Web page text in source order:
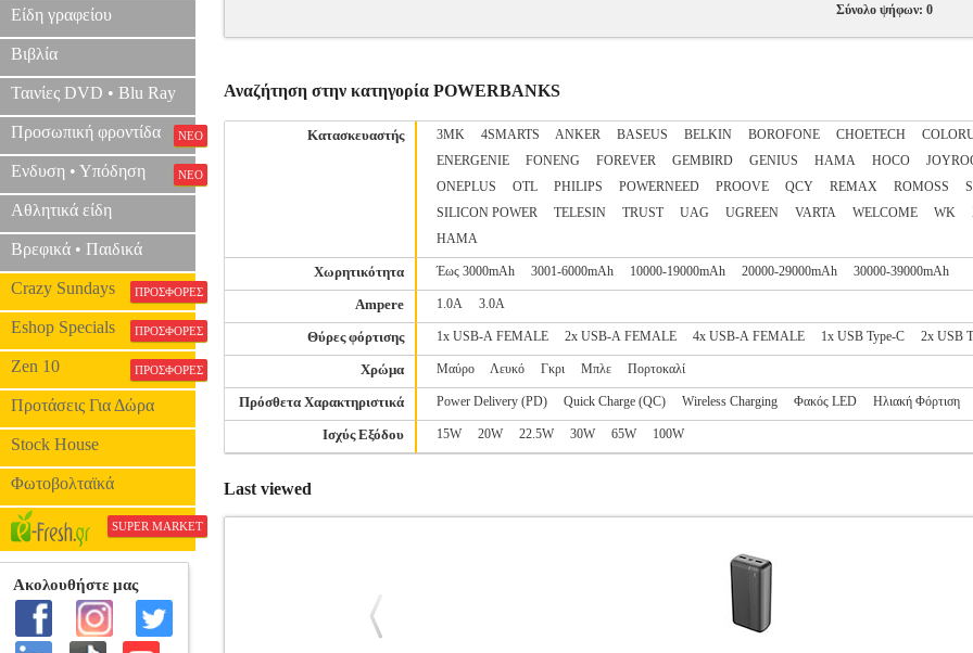
Είδη γραφείου
Βιβλία
Ταινίες DVD • Blu Ray
Προσωπική φροντίδα ΝΕΟ
Ενδυση • Υπόδηση ΝΕΟ
Αθλητικά είδη
Βρεφικά • Παιδικά
Crazy Sundays ΠΡΟΣΦΟΡΕΣ
Eshop Specials ΠΡΟΣΦΟΡΕΣ
Zen 10 ΠΡΟΣΦΟΡΕΣ
Προτάσεις Για Δώρα
Stock House
Φωτοβολταϊκά
SUPER MARKET
Σύνολο ψήφων: 0
Αναζήτηση στην κατηγορία POWERBANKS
Κατασκευαστής 3MK 4SMARTS ANKER BASEUS BELKIN BOROFONE CHOETECH
ENERGENIE
FONENG FOREVER GEMBIRD GENIUS HAMA HOCO
ONEPLUS
OTL PHILIPS POWERNEED PROOVE QCY REMAX ROMOSS
SILICON POWER
TELESIN TRUST UAG UGREEN VARTA WELCOME WK
ΗΑΜΑ
Χωρητικότητα Έως 3000mAh 3001-6000mAh 10000-19000mAh 20000-29000mAh 30000-39000mAh
Ampere 1.0Α 3.0A
Θύρες φόρτισης 1x USB-A FEMALE 2x USB-A FEMALE 4x USB-A FEMALE 1x USB Type-C 2x USB
Χρώμα Μαύρο Λευκό Γκρι Μπλε Πορτοκαλί
Πρόσθετα Χαρακτηριστικά Power Delivery (PD) Quick Charge (QC) Wireless Charging Φακός LED Ηλιακή Φόρτιση
Ισχύς Εξόδου 15W 20W 22.5W 30W 65W 100W
Last viewed